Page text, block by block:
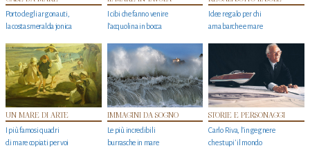
Porto degli argonauti,
la costa smeralda jonica
I cibi che fanno venire
l’acquolina in bocca
Idee regalo per chi
ama barche e mare
UN MARE DI ARTE
I più famosi quadri
di mare copiati per voi
IMMAGINI DA SOGNO
Le più incredibili
burrasche in mare
STORIE E PERSONAGGI
Carlo Riva, l’ingegnere
che stupi' il mondo